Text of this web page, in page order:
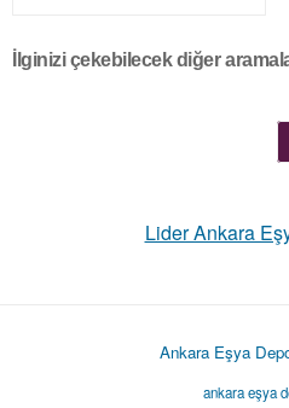
İlginizi çekebilecek diğer
Lider Ankara
Ankara Eşya
ankara eşya